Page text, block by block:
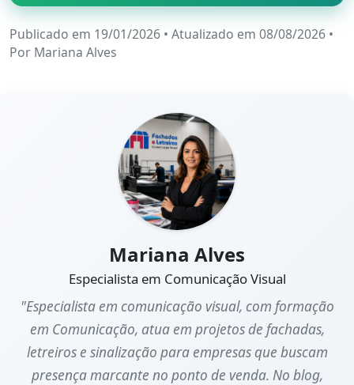
Publicado em 19/01/2026 • Atualizado em 08/08/2026 •
Por Mariana Alves
Mariana Alves
Especialista em Comunicação Visual
"Especialista em comunicação visual, com formação
em Comunicação, atua em projetos de fachadas,
letreiros e sinalização para empresas que buscam
presença marcante no ponto de venda. No blog,